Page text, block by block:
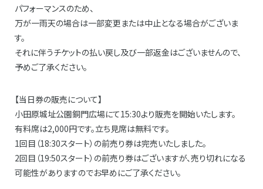
パフォーマンスのため、
万が一雨天の場合は一部変更または中止となる場合がございま
す。
それに伴うチケットの払い戻し及び一部返金はございませんので、
予めご了承ください。
【当日券の販売について】
小田原城址公園銅門広場にて15:30より販売を開始いたします。
有料席は2,000円です。立ち見席は無料です。
1回目（18:30スタート）の前売り券は完売いたしました。
2回目（19:50スタート）の前売り券はございますが、売り切れになる
可能性がありますのでお早めにご了承ください。